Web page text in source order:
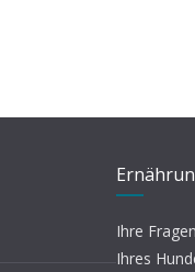
Ihre
Ihres